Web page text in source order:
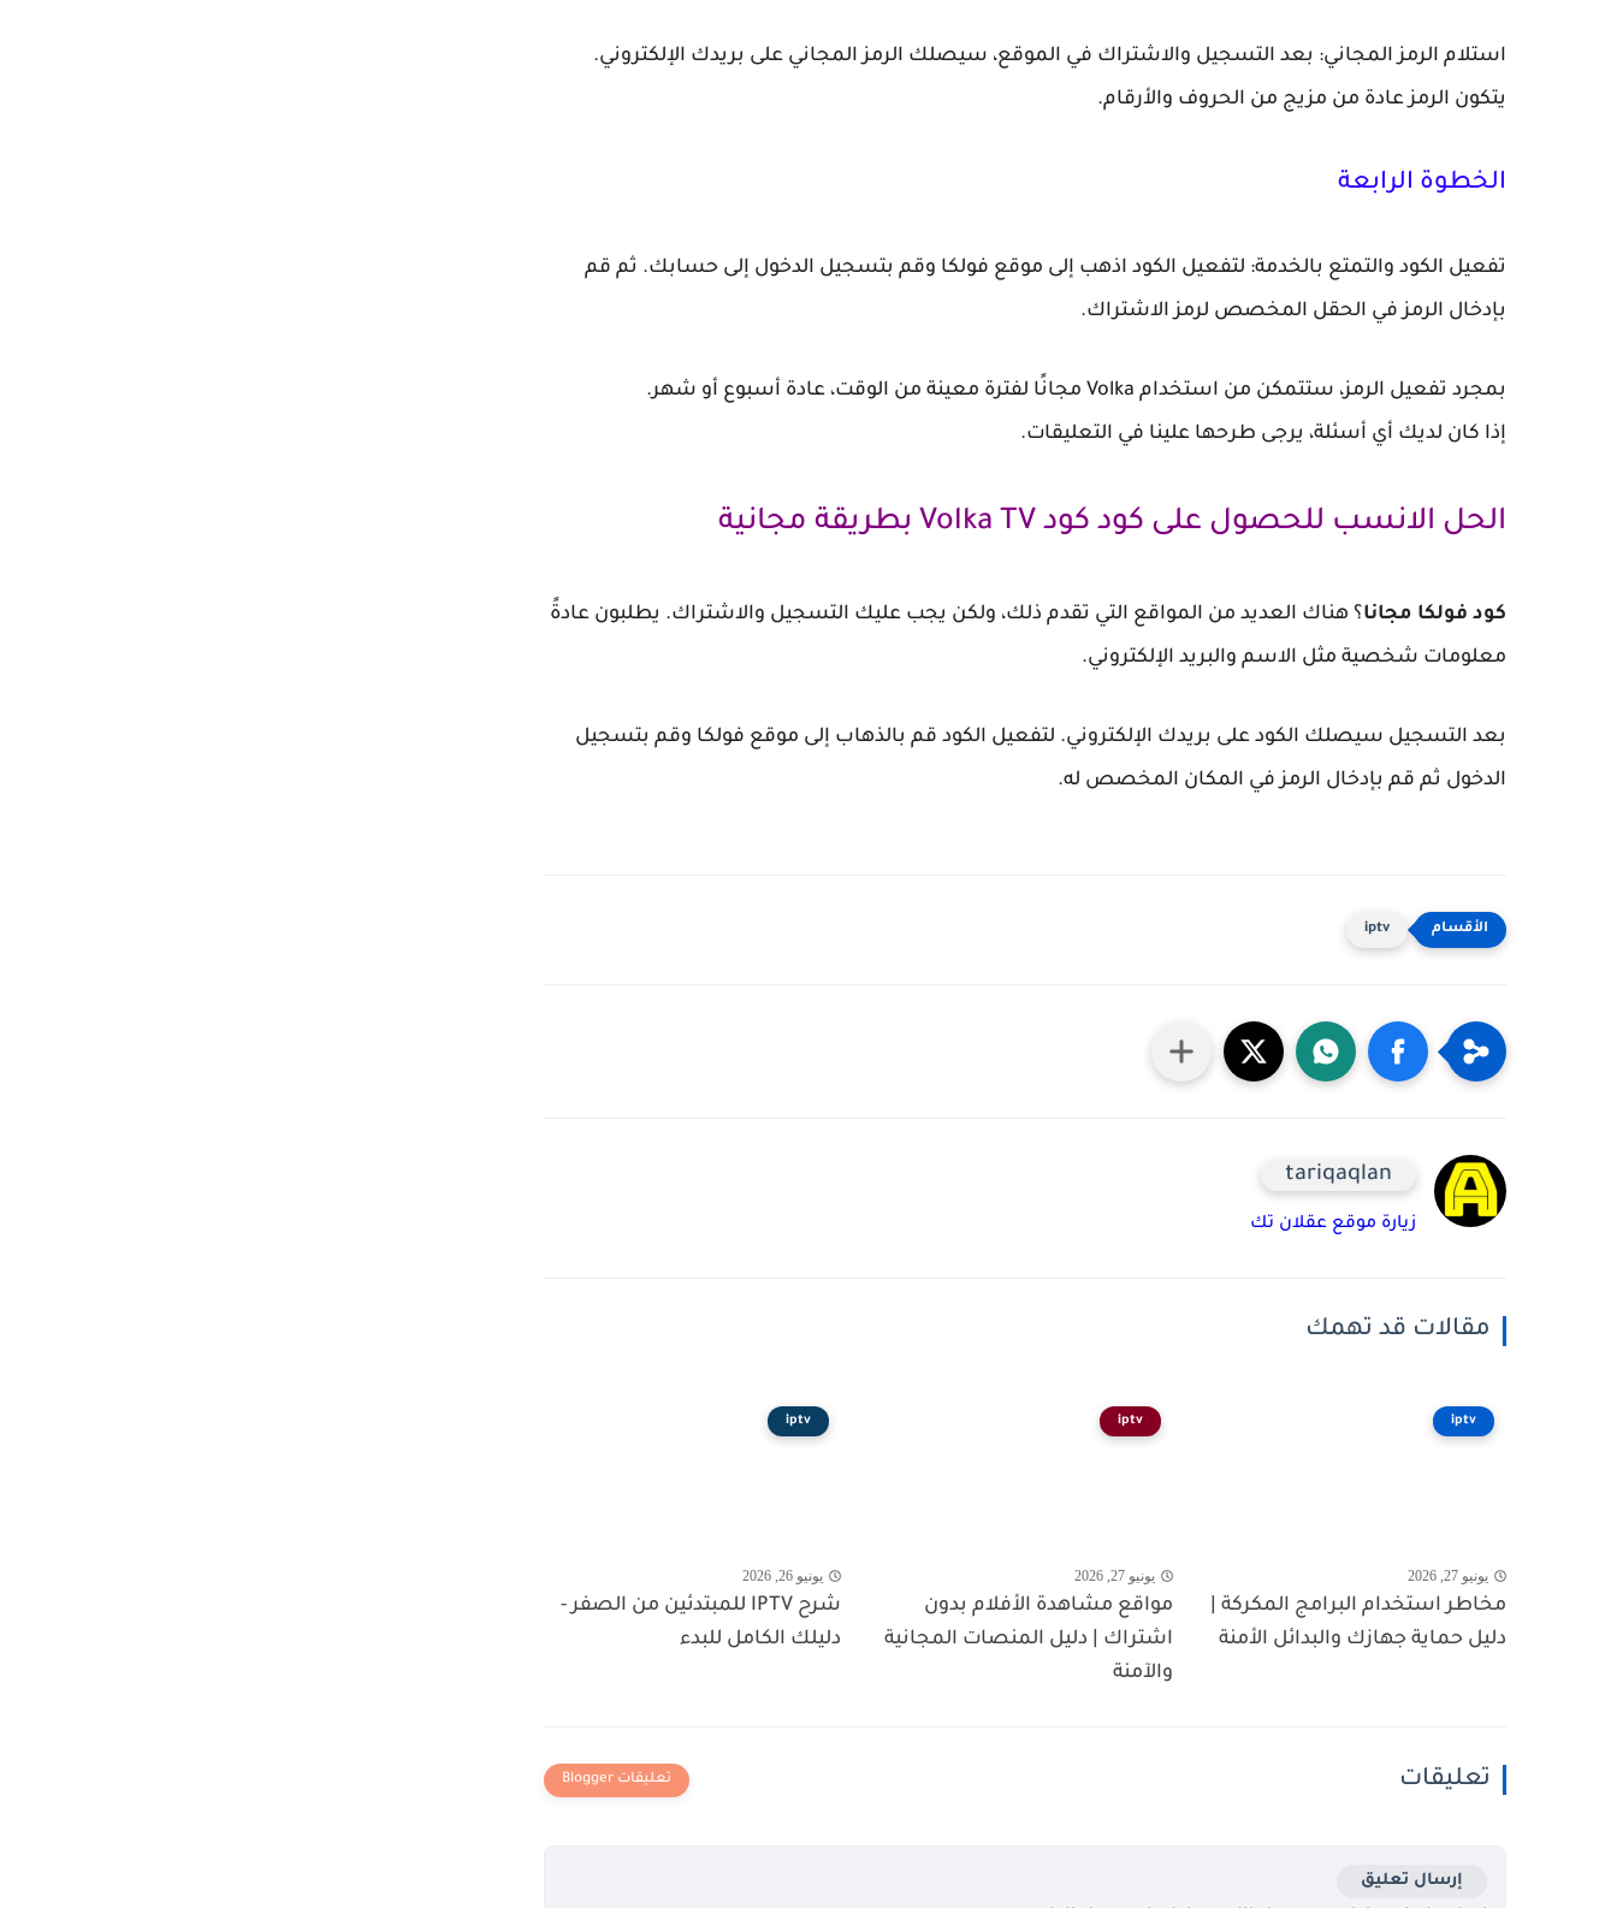
استلام الرمز المجاني: بعد التسجيل والاشتراك في الموقع، سيصلك الرمز المجاني على بريدك الإلكتروني.
يتكون الرمز عادة من مزيج من الحروف والأرقام.
الخطوة الرابعة
تفعيل الكود والتمتع بالخدمة: لتفعيل الكود اذهب إلى موقع فولكا وقم بتسجيل الدخول إلى حسابك. ثم قم
بإدخال الرمز في الحقل المخصص لرمز الاشتراك.
بمجرد تفعيل الرمز، ستتمكن من استخدام Volka مجانًا لفترة معينة من الوقت، عادة أسبوع أو شهر.
إذا كان لديك أي أسئلة، يرجى طرحها علينا في التعليقات.
الحل الانسب للحصول على كود كود Volka TV بطريقة مجانية
كود فولكا مجانا؟ هناك العديد من المواقع التي تقدم ذلك، ولكن يجب عليك التسجيل والاشتراك. يطلبون عادةً
معلومات شخصية مثل الاسم والبريد الإلكتروني.
بعد التسجيل سيصلك الكود على بريدك الإلكتروني. لتفعيل الكود قم بالذهاب إلى موقع فولكا وقم بتسجيل
الدخول ثم قم بإدخال الرمز في المكان المخصص له.
iptv
tariqaqlan
زيارة موقع عقلان تك
مقالات قد تهمك
iptv
يونيو 27, 2026
مخاطر استخدام البرامج المكركة |
دليل حماية جهازك والبدائل الأمنة
iptv
يونيو 27, 2026
مواقع مشاهدة الأفلام بدون
اشتراك | دليل المنصات المجانية
والآمنة
iptv
يونيو 26, 2026
شرح IPTV للمبتدئين من الصفر -
دليلك الكامل للبدء
تعليقات
إرسال تعليق